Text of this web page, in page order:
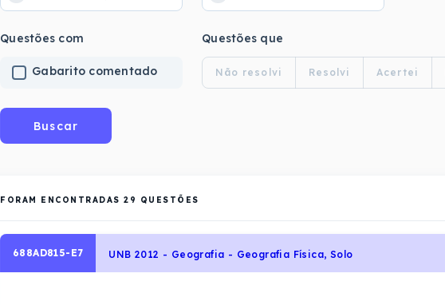
Questões com
Gabarito comentado
Questões que
Não resolvi Resolvi Acertei
Buscar
FORAM ENCONTRADAS 29 QUESTÕES
688AD815-E7 UNB 2012 - Geografia - Geografia Física, Solo